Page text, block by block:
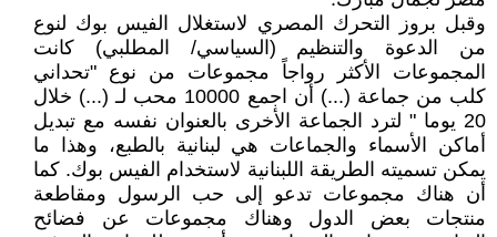
وقبل بروز التحرك المصري لاستغلال الفيس بوك لنوع
من الدعوة والتنظيم (السياسي/ المطلبي) كانت
المجموعات الأكثر رواجاً مجموعات من نوع "تحداني
كلب من جماعة (...) أن اجمع 10000 محب لـ (...) خلال
20 يوما " لترد الجماعة الأخرى بالعنوان نفسه مع تبديل
أماكن الأسماء والجماعات هي لبنانية بالطبع، وهذا ما
يمكن تسميته الطريقة اللبنانية لاستخدام الفيس بوك. كما
أن هناك مجموعات تدعو إلى حب الرسول ومقاطعة
منتجات بعض الدول وهناك مجموعات عن فضائح